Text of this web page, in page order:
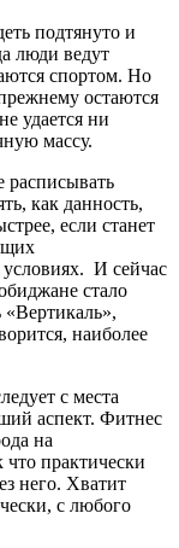
подтянуто и
люди ведут
спортом. Но
остаются
удается ни
массу.
расписывать
как данность,
если станет
И сейчас
стало
наиболее
с места
аспект. Фитнес
на
практически
него. Хватит
с любого